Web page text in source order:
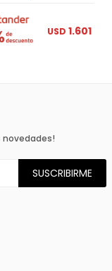
USD 1.601
novedades!
SUSCRIBIRME